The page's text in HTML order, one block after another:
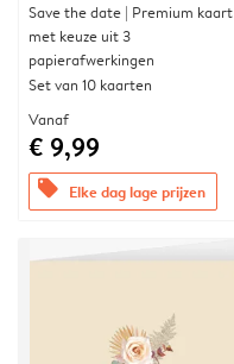
Save the date | Premium kaart
met keuze uit 3
papierafwerkingen
Set van 10 kaarten
Vanaf
€ 9,99
offers Elke dag lage prijzen